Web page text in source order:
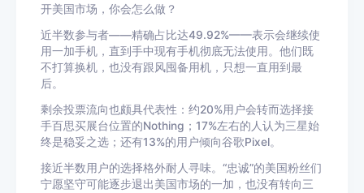
开美国市场，你会怎么做？
近半数参与者——精确占比达49.92%——表示会继续使
用一加手机 ，直到手中现有手机彻底无法使用。他们既
不打算换机，也没有跟风囤备用机，只想一直用到最
后。
剩余投票流向也颇具代表性：约20%用户会转而选择接
手百思买展台位置的Nothing；17%左右的人认为三星始
终是稳妥之选；还有13%的用户倾向谷歌Pixel。
接近半数用户的选择格外耐人寻味。“忠诚”的美国粉丝们
宁愿坚守可能逐步退出美国市场的一加，也没有转向三